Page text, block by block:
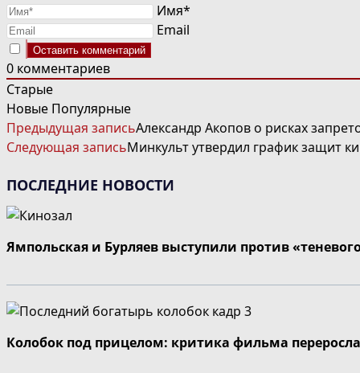
Имя*
Email
0 комментариев
Старые
Новые Популярные
ЧИТАТЬ
ДАЛЕЕ
СТАТЬИ
Предыдущая записьАлександр Акопов о рисках
Следующая записьМинкульт утвердил график защит
ПОСЛЕДНИЕ НОВОСТИ
Ямпольская и Бурляев выступили против
Колобок под прицелом: критика фильма